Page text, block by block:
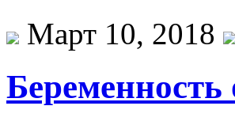
Март 10, 2018
Беременность